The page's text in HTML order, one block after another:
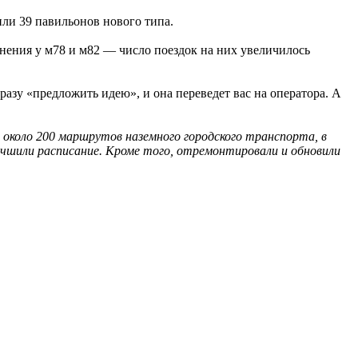
39 павильонов нового типа.
у м78 и м82 — число поездок на них увеличилось
«предложить идею», и она переведет вас на оператора. А
200 маршрутов наземного городского транспорта, в
расписание. Кроме того, отремонтировали и обновили